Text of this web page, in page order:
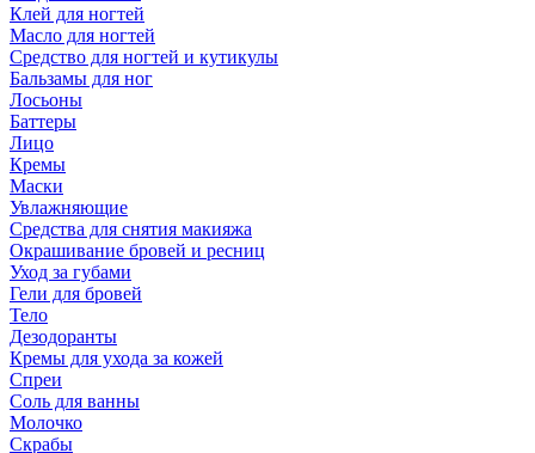
Клей для ногтей
Масло для ногтей
Средство для ногтей и кутикулы
Бальзамы для ног
Лосьоны
Баттеры
Лицо
Кремы
Маски
Увлажняющие
Средства для снятия макияжа
Окрашивание бровей и ресниц
Уход за губами
Гели для бровей
Тело
Дезодоранты
Кремы для ухода за кожей
Спреи
Соль для ванны
Молочко
Скрабы